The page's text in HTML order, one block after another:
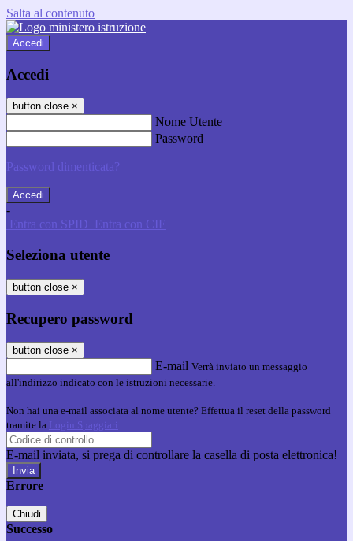
Salta al contenuto
Accedi
Accedi
button close ×
Nome Utente
Password
Password dimenticata?
-
Entra con SPID Entra con CIE
Seleziona utente
button close ×
Recupero password
button close ×
E-mail Verrà inviato un messaggio
all'indirizzo indicato con le istruzioni necessarie.
Non hai una e-mail associata al nome utente? Effettua il reset della password
tramite la Login Spaggiari
E-mail inviata, si prega di controllare la casella di posta elettronica!
Errore
Chiudi
Successo